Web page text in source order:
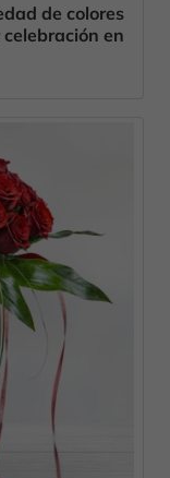
de colores
en